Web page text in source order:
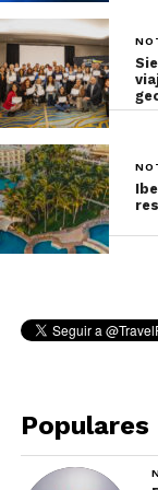
máscara
familiar.
ElMuseo del
preserva la
también
Populares